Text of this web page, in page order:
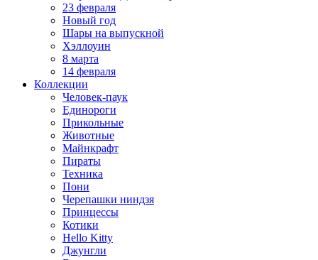
23 февраля
Новый год
Шары на выпускной
Хэллоуин
8 марта
14 февраля
Коллекции
Человек-паук
Единороги
Прикольные
Животные
Майнкрафт
Пираты
Техника
Пони
Черепашки ниндзя
Принцессы
Котики
Hello Kitty
Джунгли